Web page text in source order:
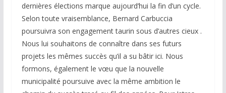
dernières élections marque aujourd’hui la fin d’un cycle.
Selon toute vraisemblance, Bernard Carbuccia
poursuivra son engagement taurin sous d’autres cieux .
Nous lui souhaitons de connaître dans ses futurs
projets les mêmes succès qu’il a su bâtir ici. Nous
formons, également le vœu que la nouvelle
municipalité poursuive avec la même ambition le